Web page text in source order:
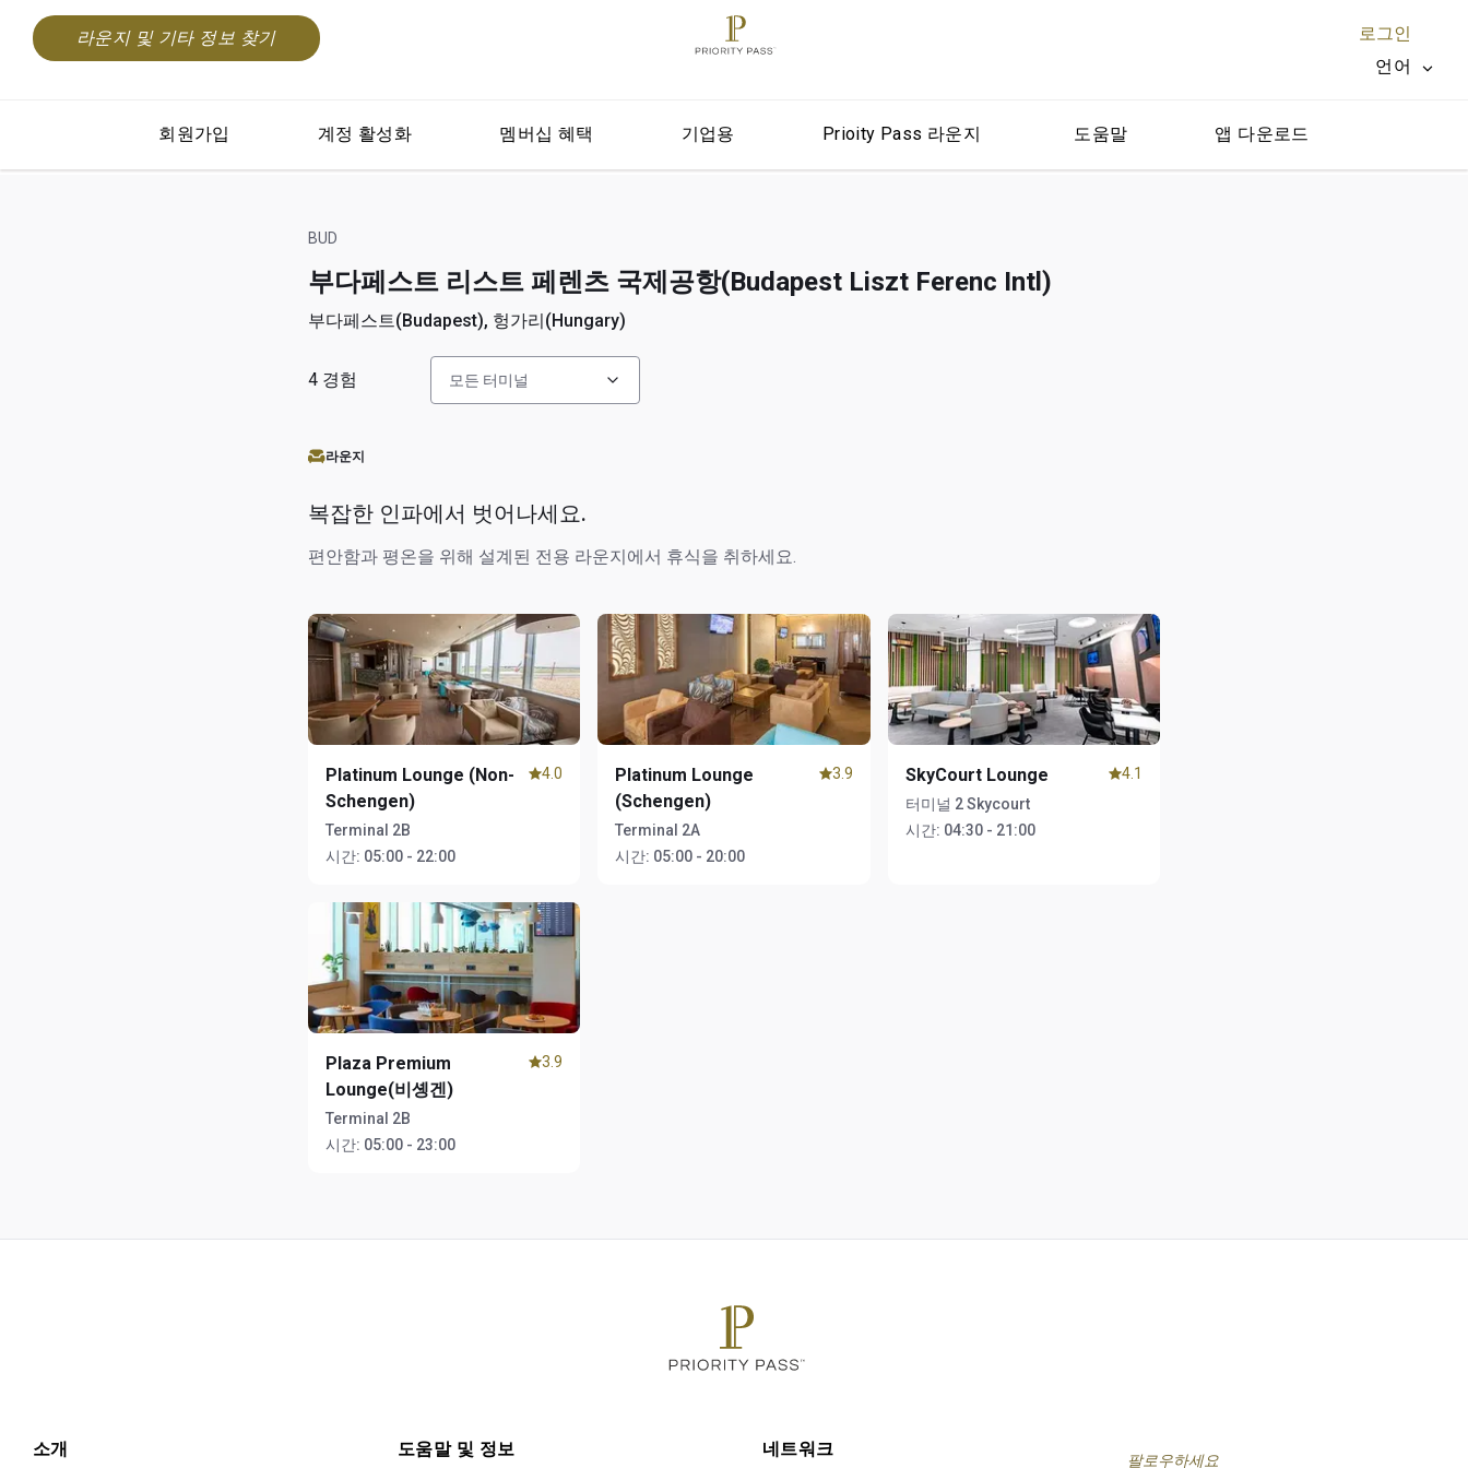
라운지 및 기타 정보 찾기
로그인
언어
회원가입 계정 활성화 멤버십 혜택 기업용 Prioity Pass 라운지 도움말 앱 다운로드
BUD
부다페스트 리스트 페렌츠 국제공항(Budapest Liszt Ferenc Intl)
부다페스트(Budapest), 헝가리(Hungary)
4 경험 모든 터미널
라운지
복잡한 인파에서 벗어나세요.
편안함과 평온을 위해 설계된 전용 라운지에서 휴식을 취하세요.
Platinum Lounge (Non-
Schengen)
Terminal 2B
시간: 05:00 - 22:00
4.0
Platinum Lounge
(Schengen)
Terminal 2A
시간: 05:00 - 20:00
3.9 SkyCourt Lounge
터미널 2 Skycourt
시간: 04:30 - 21:00
4.1
Plaza Premium
Lounge(비솅겐)
Terminal 2B
시간: 05:00 - 23:00
3.9
소개 도움말 및 정보 네트워크
팔로우하세요